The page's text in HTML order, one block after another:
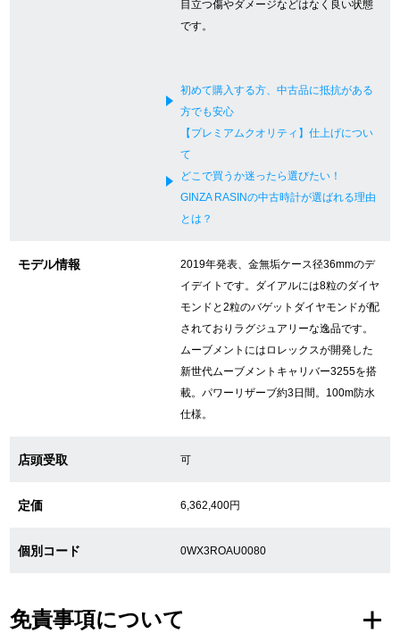
GINZA RASIN公式ブログ
買取ブログ
For Overseas Customers
简体中文
目立つ傷やダメージなどはなく良い状態
です。
初めて購入する方、中古品に抵抗がある
方でも安心
【プレミアムクオリティ】仕上げについ
て
どこで買うか迷ったら選びたい！
GINZA RASINの中古時計が選ばれる理由
とは？
モデル情報
2019年発表、金無垢ケース径36mmのデ
イデイトです。ダイアルには8粒のダイヤ
モンドと2粒のバゲットダイヤモンドが配
されておりラグジュアリーな逸品です。
ムーブメントにはロレックスが開発した
新世代ムーブメントキャリバー3255を搭
載。パワーリザーブ約3日間。100m防水
仕様。
店頭受取 可
定価 6,362,400円
個別コード 0WX3ROAU0080
免責事項について